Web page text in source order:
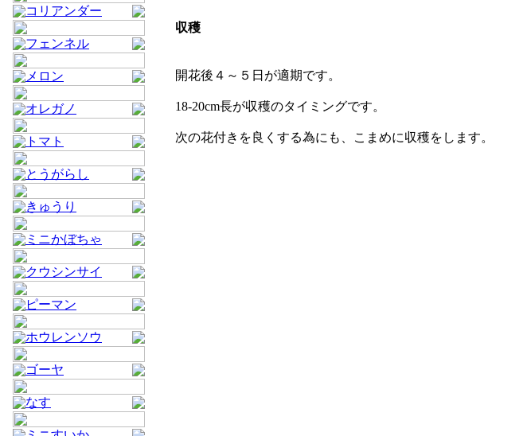
コリアンダー
フェンネル
メロン
オレガノ
トマト
とうがらし
きゅうり
ミニかぼちゃ
クウシンサイ
ピーマン
ホウレンソウ
ゴーヤ
なす
収穫
開花後４～５日が適期です。
18-20cm長が収穫のタイミングです。
次の花付きを良くする為にも、こまめに収穫をします。